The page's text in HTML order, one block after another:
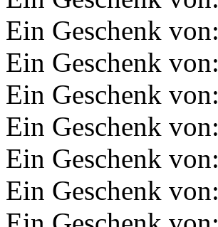
Ein Geschenk von:
Ein Geschenk von:
Ein Geschenk von:
Ein Geschenk von:
Ein Geschenk von:
Ein Geschenk von: